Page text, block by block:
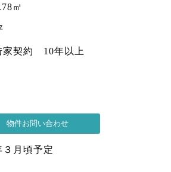
㎡
家契約 10年以上
３月頃予定